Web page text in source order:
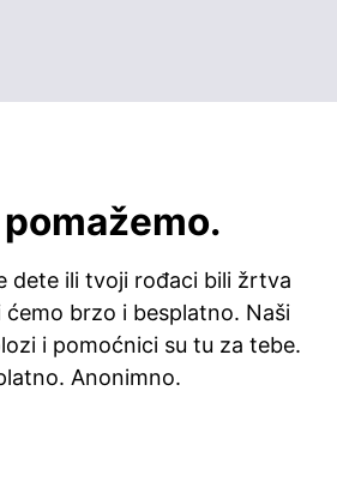
dete ili tvoji rođaci bili žrtva
ćemo brzo i besplatno. Naši
i pomoćnici su tu za tebe.
Anonimno.